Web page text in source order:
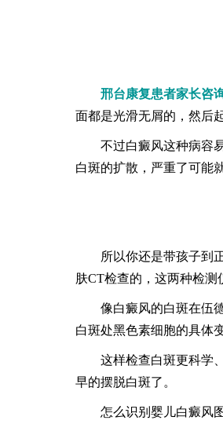
邢台康复患者家长咨
面都是光滑无屑的，然后
不过白癜风这种病容易
白斑的扩散，严重了可能
所以你还是带孩子到正
肤CT检查的，这两种检测
像白癜风的白斑在伍德
白斑处黑色素细胞的具体
这样检查白斑更科学、
早的摆脱白斑了。
怎么识别婴儿白癜风图